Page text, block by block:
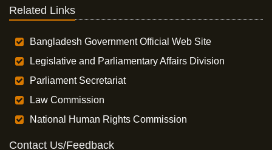
Related Links
Bangladesh Government Official Web Site
Legislative and Parliamentary Affairs Division
Parliament Secretariat
Law Commission
National Human Rights Commission
Contact Us/Feedback